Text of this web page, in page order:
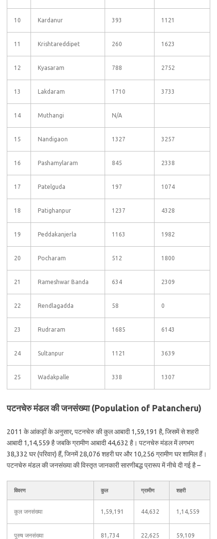
10 Kardanur 393 1121
11 Krishtareddipet 260 1623
12 Kyasaram 788 2752
13 Lakdaram 1710 3733
14 Muthangi N/A
15 Nandigaon 1327 3257
16 Pashamylaram 845 2338
17 Patelguda 197 1074
18 Patighanpur 1237 4328
19 Peddakanjerla 1163 1982
20 Pocharam 512 1800
21 Rameshwar Banda 634 2309
22 Rendlagadda 58 0
23 Rudraram 1685 6143
24 Sultanpur 1121 3639
25 Wadakpalle 338 1307
पटनचेरु मंडल की जनसंख्या (Population of Patancheru)
2011 के आंकड़ों के अनुसार, पटनचेरु की कुल आबादी 1,59,191 है, जिसमें से शहरी
आबादी 1,14,559 है जबकि ग्रामीण आबादी 44,632 है। पटनचेरु मंडल में लगभग
38,332 घर (परिवार) हैं, जिनमें 28,076 शहरी घर और 10,256 ग्रामीण घर शामिल हैं।
पटनचेरु मंडल की जनसंख्या की विस्तृत जानकारी सारणीबद्ध प्रारूप में नीचे दी गई है –
विवरण कुल ग्रामीण शहरी
कुल जनसंख्या 1,59,191 44,632 1,14,559
पुरुष जनसंख्या 81,734 22,625 59,109